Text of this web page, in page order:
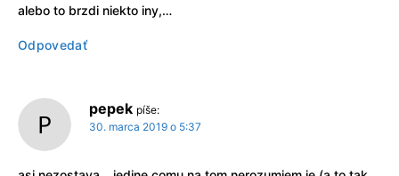
alebo to brzdi niekto iny,…
Odpovedať
pepek píše:
30. marca 2019 o 5:37